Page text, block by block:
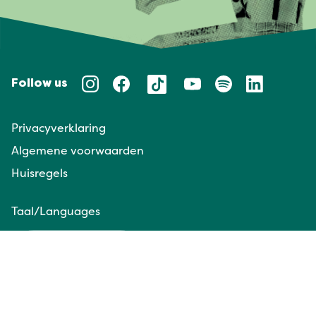
Follow us
Privacyverklaring
Algemene voorwaarden
Huisregels
Taal/Languages